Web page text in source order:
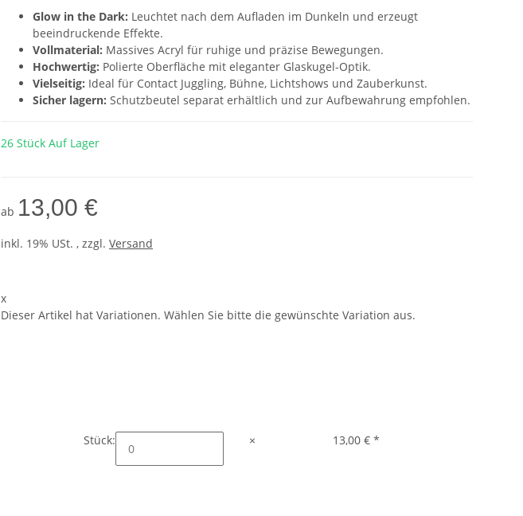
Glow in the Dark: Leuchtet nach dem Aufladen im Dunkeln und erzeugt
beeindruckende Effekte.
Vollmaterial: Massives Acryl für ruhige und präzise Bewegungen.
Hochwertig: Polierte Oberfläche mit eleganter Glaskugel-Optik.
Vielseitig: Ideal für Contact Juggling, Bühne, Lichtshows und Zauberkunst.
Sicher lagern: Schutzbeutel separat erhältlich und zur Aufbewahrung empfohlen.
26 Stück Auf Lager
ab 13,00 €
inkl. 19% USt. , zzgl. Versand
x
Dieser Artikel hat Variationen. Wählen Sie bitte die gewünschte Variation aus.
Stück: × 13,00 € *